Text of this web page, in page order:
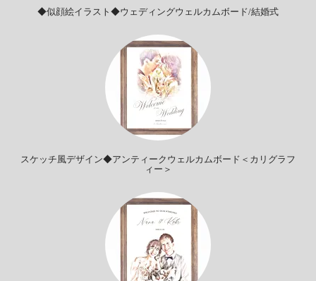
◆似顔絵イラスト◆ウェディングウェルカムボード/結婚式
スケッチ風デザイン◆アンティークウェルカムボード＜カリグラフ
ィー＞